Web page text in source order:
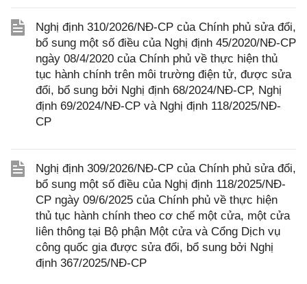
Nghị định 310/2026/NĐ-CP của Chính phủ sửa đổi,
bổ sung một số điều của Nghị định 45/2020/NĐ-CP
ngày 08/4/2020 của Chính phủ về thực hiện thủ
tục hành chính trên môi trường điện tử, được sửa
đổi, bổ sung bởi Nghị định 68/2024/NĐ-CP, Nghị
định 69/2024/NĐ-CP và Nghị định 118/2025/NĐ-
CP
Nghị định 309/2026/NĐ-CP của Chính phủ sửa đổi,
bổ sung một số điều của Nghị định 118/2025/NĐ-
CP ngày 09/6/2025 của Chính phủ về thực hiện
thủ tục hành chính theo cơ chế một cửa, một cửa
liên thông tại Bộ phận Một cửa và Cổng Dịch vụ
công quốc gia được sửa đổi, bổ sung bởi Nghị
định 367/2025/NĐ-CP